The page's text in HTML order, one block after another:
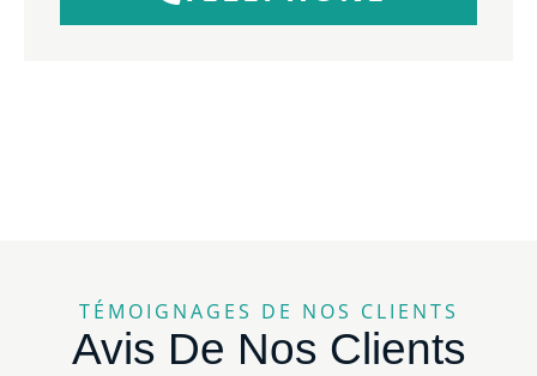
TÉMOIGNAGES DE NOS CLIENTS
Avis De Nos Clients